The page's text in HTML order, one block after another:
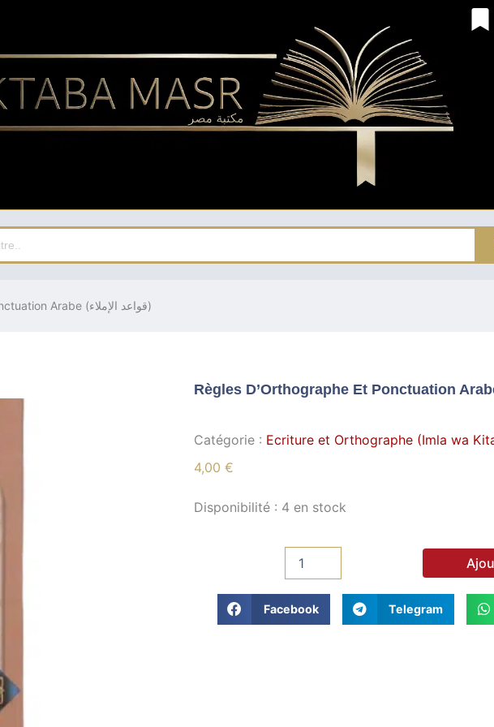
Règles d’Orthographe et Ponctuation Arabe (قواعد الإملاء)
Catégorie : Ecriture et Orthographe (Imla wa
4,00 €
Disponibilité : 4 en stock
quantité
d'Orthographe
(قواعد
Facebook Telegram